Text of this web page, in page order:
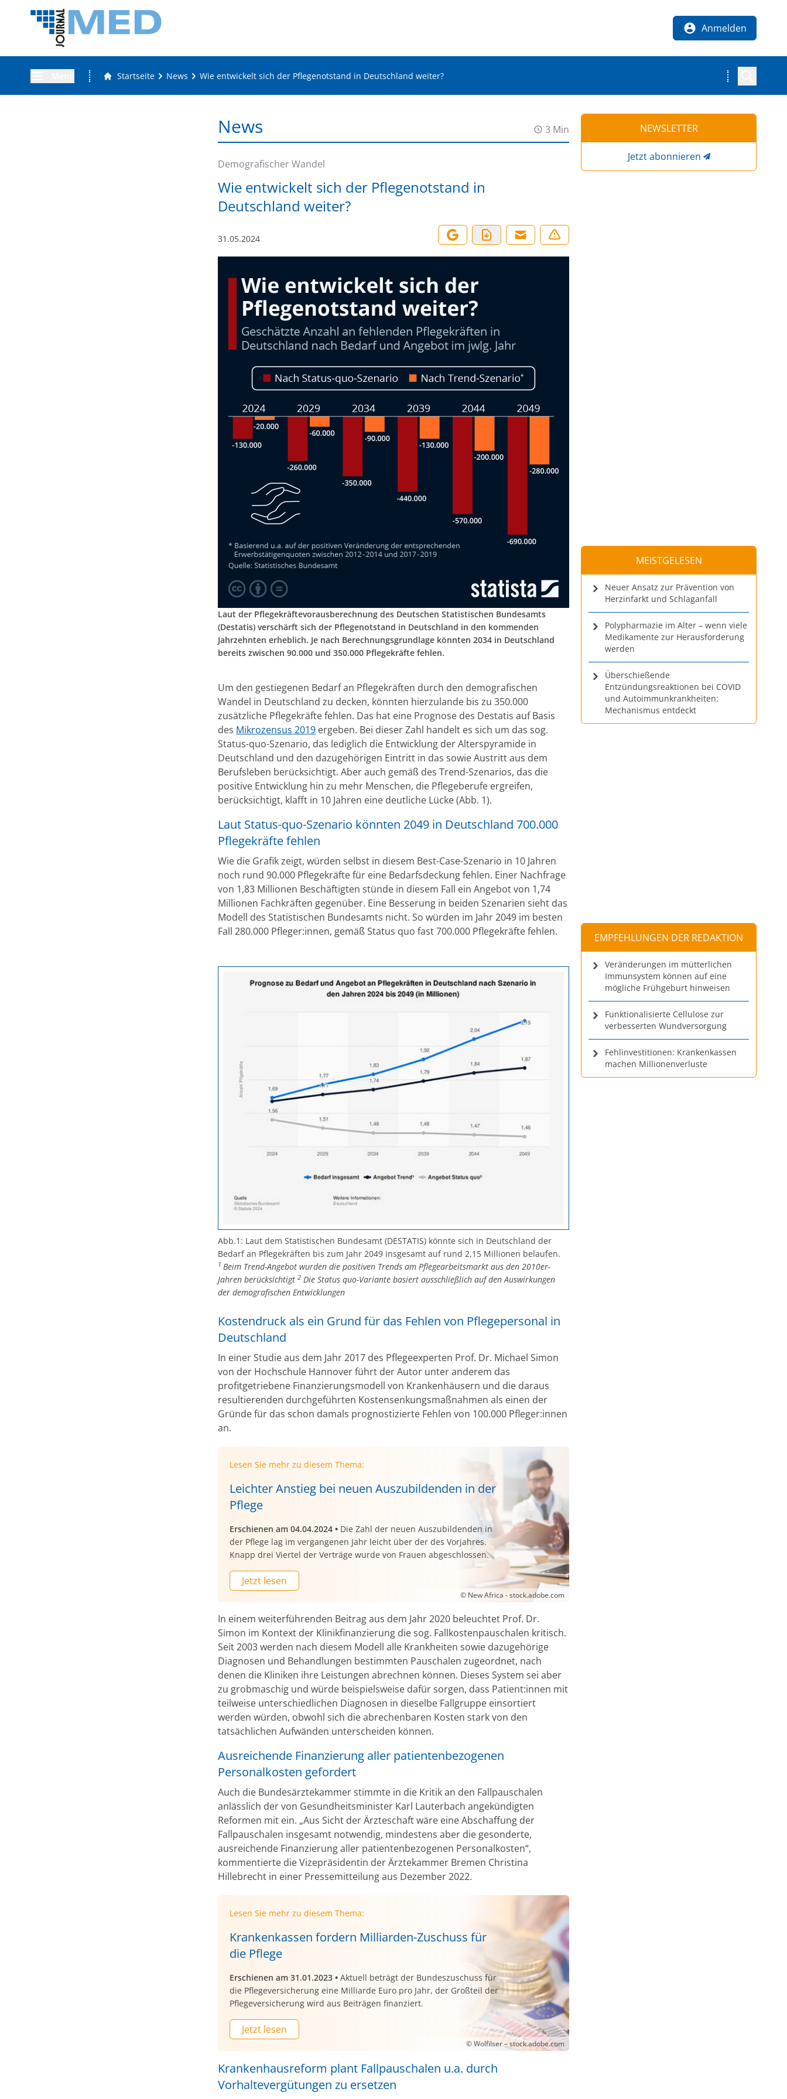
Anmelden
Startseite News Wie entwickelt sich der Pflegenotstand in Deutschland weiter?
News 3 Min
Demografischer Wandel
Wie entwickelt sich der Pflegenotstand in
Deutschland weiter?
31.05.2024
Laut der Pflegekräftevorausberechnung des Deutschen Statistischen Bundesamts
(Destatis) verschärft sich der Pflegenotstand in Deutschland in den kommenden
Jahrzehnten erheblich. Je nach Berechnungsgrundlage könnten 2034 in Deutschland
bereits zwischen 90.000 und 350.000 Pflegekräfte fehlen.
Um den gestiegenen Bedarf an Pflegekräften durch den demografischen
Wandel in Deutschland zu decken, könnten hierzulande bis zu 350.000
zusätzliche Pflegekräfte fehlen. Das hat eine Prognose des Destatis auf Basis
des Mikrozensus 2019 ergeben. Bei dieser Zahl handelt es sich um das sog.
Status-quo-Szenario, das lediglich die Entwicklung der Alterspyramide in
Deutschland und den dazugehörigen Eintritt in das sowie Austritt aus dem
Berufsleben berücksichtigt. Aber auch gemäß des Trend-Szenarios, das die
positive Entwicklung hin zu mehr Menschen, die Pflegeberufe ergreifen,
berücksichtigt, klafft in 10 Jahren eine deutliche Lücke (Abb. 1).
Laut Status-quo-Szenario könnten 2049 in Deutschland 700.000
Pflegekräfte fehlen
Wie die Grafik zeigt, würden selbst in diesem Best-Case-Szenario in 10 Jahren
noch rund 90.000 Pflegekräfte für eine Bedarfsdeckung fehlen. Einer Nachfrage
von 1,83 Millionen Beschäftigten stünde in diesem Fall ein Angebot von 1,74
Millionen Fachkräften gegenüber. Eine Besserung in beiden Szenarien sieht das
Modell des Statistischen Bundesamts nicht. So würden im Jahr 2049 im besten
Fall 280.000 Pfleger:innen, gemäß Status quo fast 700.000 Pflegekräfte fehlen.
Abb.1: Laut dem Statistischen Bundesamt (DESTATIS) könnte sich in Deutschland der
Bedarf an Pflegekräften bis zum Jahr 2049 insgesamt auf rund 2,15 Millionen belaufen.
1 Beim Trend-Angebot wurden die positiven Trends am Pflegearbeitsmarkt aus den 2010er-
Jahren berücksichtigt 2 Die Status quo-Variante basiert ausschließlich auf den Auswirkungen
der demografischen Entwicklungen
Kostendruck als ein Grund für das Fehlen von Pflegepersonal in
Deutschland
In einer Studie aus dem Jahr 2017 des Pflegeexperten Prof. Dr. Michael Simon
von der Hochschule Hannover führt der Autor unter anderem das
profitgetriebene Finanzierungsmodell von Krankenhäusern und die daraus
resultierenden durchgeführten Kostensenkungsmaßnahmen als einen der
Gründe für das schon damals prognostizierte Fehlen von 100.000 Pfleger:innen
an.
Lesen Sie mehr zu diesem Thema:
Leichter Anstieg bei neuen Auszubildenden in der
Pflege
Erschienen am 04.04.2024 • Die Zahl der neuen Auszubildenden in
der Pflege lag im vergangenen Jahr leicht über der des Vorjahres.
Knapp drei Viertel der Verträge wurde von Frauen abgeschlossen.
Jetzt lesen
© New Africa - stock.adobe.com
In einem weiterführenden Beitrag aus dem Jahr 2020 beleuchtet Prof. Dr.
Simon im Kontext der Klinikfinanzierung die sog. Fallkostenpauschalen kritisch.
Seit 2003 werden nach diesem Modell alle Krankheiten sowie dazugehörige
Diagnosen und Behandlungen bestimmten Pauschalen zugeordnet, nach
denen die Kliniken ihre Leistungen abrechnen können. Dieses System sei aber
zu grobmaschig und würde beispielsweise dafür sorgen, dass Patient:innen mit
teilweise unterschiedlichen Diagnosen in dieselbe Fallgruppe einsortiert
werden würden, obwohl sich die abrechenbaren Kosten stark von den
tatsächlichen Aufwänden unterscheiden können.
Ausreichende Finanzierung aller patientenbezogenen
Personalkosten gefordert
Auch die Bundesärztekammer stimmte in die Kritik an den Fallpauschalen
anlässlich der von Gesundheitsminister Karl Lauterbach angekündigten
Reformen mit ein. „Aus Sicht der Ärzteschaft wäre eine Abschaffung der
Fallpauschalen insgesamt notwendig, mindestens aber die gesonderte,
ausreichende Finanzierung aller patientenbezogenen Personalkosten“,
kommentierte die Vizepräsidentin der Ärztekammer Bremen Christina
Hillebrecht in einer Pressemitteilung aus Dezember 2022.
Lesen Sie mehr zu diesem Thema:
Krankenkassen fordern Milliarden-Zuschuss für
die Pflege
Erschienen am 31.01.2023 • Aktuell beträgt der Bundeszuschuss für
die Pflegeversicherung eine Milliarde Euro pro Jahr, der Großteil der
Pflegeversicherung wird aus Beiträgen finanziert.
Jetzt lesen
© Wolfilser – stock.adobe.com
Krankenhausreform plant Fallpauschalen u.a. durch
Vorhaltevergütungen zu ersetzen
NEWSLETTER
Jetzt abonnieren
MEISTGELESEN
Neuer Ansatz zur Prävention von
Herzinfarkt und Schlaganfall
Polypharmazie im Alter – wenn viele
Medikamente zur Herausforderung
werden
Überschießende
Entzündungsreaktionen bei COVID
und Autoimmunkrankheiten:
Mechanismus entdeckt
EMPFEHLUNGEN DER REDAKTION
Veränderungen im mütterlichen
Immunsystem können auf eine
mögliche Frühgeburt hinweisen
Funktionalisierte Cellulose zur
verbesserten Wundversorgung
Fehlinvestitionen: Krankenkassen
machen Millionenverluste